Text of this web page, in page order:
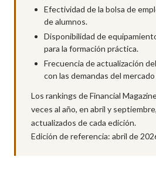
Efectividad de la bolsa de
de alumnos.
Disponibilidad de
para la formación práctica.
Frecuencia de actualización
con las demandas del
Los rankings de Financial
veces al año, en abril y
actualizados de cada edición.
Edición de referencia: abril de